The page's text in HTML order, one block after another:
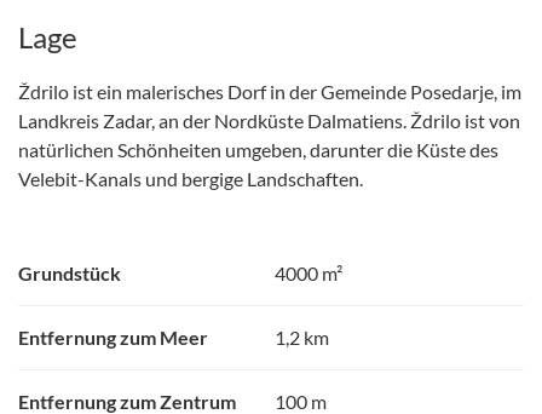
Lage
Ždrilo ist ein malerisches Dorf in der Gemeinde Posedarje, im
Landkreis Zadar, an der Nordküste Dalmatiens. Ždrilo ist von
natürlichen Schönheiten umgeben, darunter die Küste des
Velebit-Kanals und bergige Landschaften.
Grundstück 4000 m²
Entfernung zum Meer 1,2 km
Entfernung zum Zentrum 100 m